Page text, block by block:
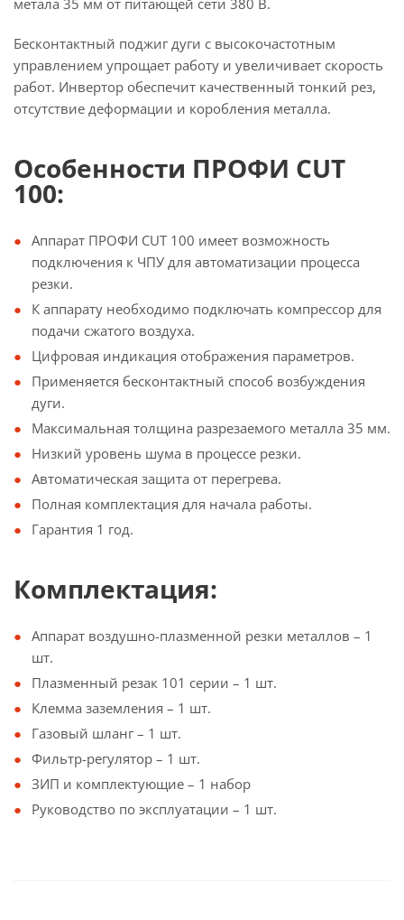
метала 35 мм от питающей сети 380 В.
Бесконтактный поджиг дуги с высокочастотным
управлением упрощает работу и увеличивает скорость
работ. Инвертор обеспечит качественный тонкий рез,
отсутствие деформации и коробления металла.
Особенности ПРОФИ CUT
100:
Аппарат ПРОФИ CUT 100 имеет возможность
подключения к ЧПУ для автоматизации процесса
резки.
К аппарату необходимо подключать компрессор для
подачи сжатого воздуха.
Цифровая индикация отображения параметров.
Применяется бесконтактный способ возбуждения
дуги.
Максимальная толщина разрезаемого металла 35 мм.
Низкий уровень шума в процессе резки.
Автоматическая защита от перегрева.
Полная комплектация для начала работы.
Гарантия 1 год.
Комплектация:
Аппарат воздушно-плазменной резки металлов – 1
шт.
Плазменный резак 101 серии – 1 шт.
Клемма заземления – 1 шт.
Газовый шланг – 1 шт.
Фильтр-регулятор – 1 шт.
ЗИП и комплектующие – 1 набор
Руководство по эксплуатации – 1 шт.